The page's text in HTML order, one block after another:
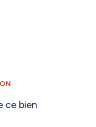
ce bien